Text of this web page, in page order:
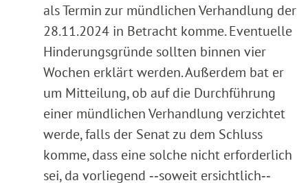
als Termin zur mündlichen Verhandlung der
28.11.2024 in Betracht komme. Eventuelle
Hinderungsgründe sollten binnen vier
Wochen erklärt werden. Außerdem bat er
um Mitteilung, ob auf die Durchführung
einer mündlichen Verhandlung verzichtet
werde, falls der Senat zu dem Schluss
komme, dass eine solche nicht erforderlich
sei, da vorliegend ‑‑soweit ersichtlich‑‑